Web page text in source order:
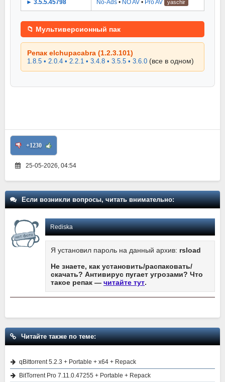
► 3.5.5.45798 No-Ads • NO AV • Pro AV yaschir
📁 Мультиверсионный пак
Репак elchupacabra (1.2.3.101)
1.8.5 • 2.0.4 • 2.2.1 • 3.4.8 • 3.5.5 • 3.6.0 (все в одном)
+1230
25-05-2026, 04:54
Если возникли вопросы, читать внимательно:
Rediska
Я установил пароль на данный архив: rsload
Не знаете, как установить/распаковать/
скачать? Антивирус пугает угрозами? Что
такое репак — читайте тут.
Читайте также по теме:
qBittorrent 5.2.3 + Portable + x64 + Repack
BitTorrent Pro 7.11.0.47255 + Portable + Repack